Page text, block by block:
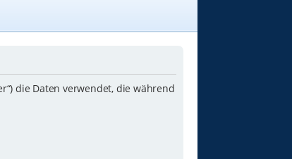
die Daten verwendet, die während